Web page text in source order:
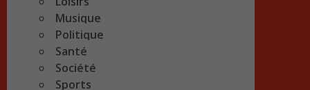
Musique
Politique
Santé
Société
Sports